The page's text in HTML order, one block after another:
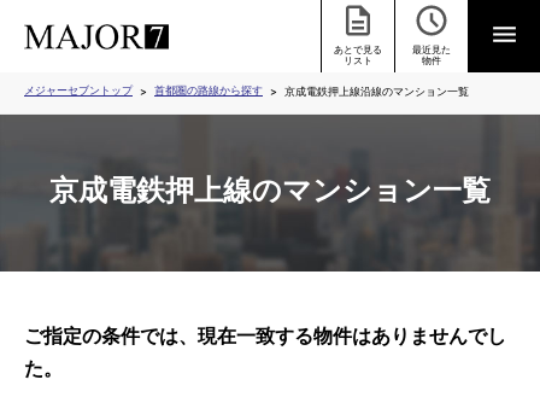
あとで見る
リスト
最近見た
物件
メジャーセブントップ 首都圏の路線から探す 京成電鉄押上線沿線のマンション一覧
京成電鉄押上線のマンション一覧
ご指定の条件では、現在一致する物件はありませんでし
た。